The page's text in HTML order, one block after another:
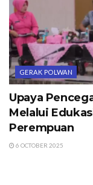
GERAK POLWAN
Upaya
Melalui
Perempuan
6 OCTOBER 2025